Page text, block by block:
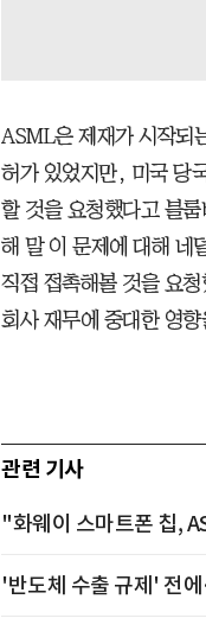
ASML은 제재가 시작되
허가 있었지만, 미국 당
할 것을 요청했다고 블
해 말 이 문제에 대해 네
직접 접촉해볼 것을 요
회사 재무에 중대한 영
관련 기사
"화웨이 스마트폰 칩,
'반도체 수출 규제' 전